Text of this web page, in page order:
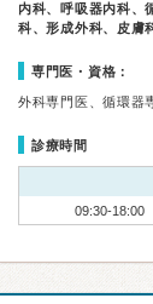
内科、呼吸器内科、
科、形成外科、皮膚
専門医・資格：
外科専門医、循環器
診療時間
09:30-18:00